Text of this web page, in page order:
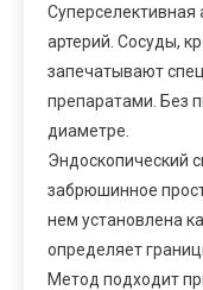
артерий. Сосуды,
запечатывают
препаратами. Без
диаметре.
Эндоскопический
забрюшинное
нем установлена
определяет
Метод подходит